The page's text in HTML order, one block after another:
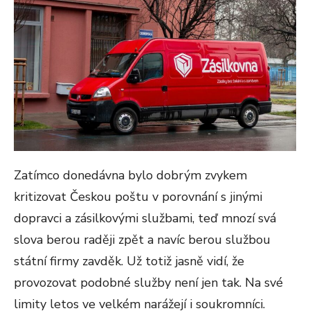
Zatímco donedávna bylo dobrým zvykem
kritizovat Českou poštu v porovnání s jinými
dopravci a zásilkovými službami, teď mnozí svá
slova berou raději zpět a navíc berou službou
státní firmy zavděk. Už totiž jasně vidí, že
provozovat podobné služby není jen tak. Na své
limity letos ve velkém narážejí i soukromníci.